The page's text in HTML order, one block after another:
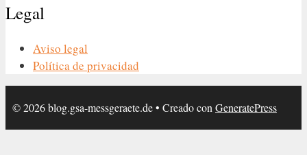
Legal
Aviso legal
Política de privacidad
© 2026 blog.gsa-messgeraete.de• Creado con GeneratePress